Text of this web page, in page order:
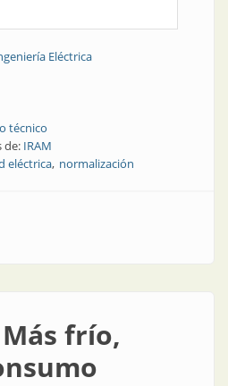
Eléctrica
técnico
de: IRAM
eléctrica normalización
| Normas, ¿para qué?
frío,